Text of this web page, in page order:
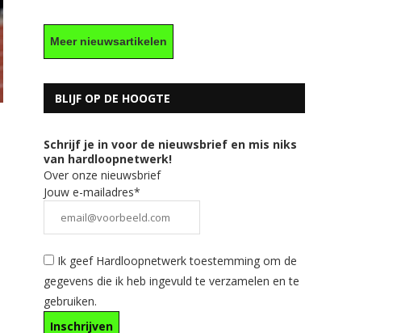
Meer nieuwsartikelen
BLIJF OP DE HOOGTE
Schrijf je in voor de nieuwsbrief en mis niks
van hardloopnetwerk!
Over onze nieuwsbrief
Jouw e-mailadres*
Ik geef Hardloopnetwerk toestemming om de
gegevens die ik heb ingevuld te verzamelen en te
gebruiken.